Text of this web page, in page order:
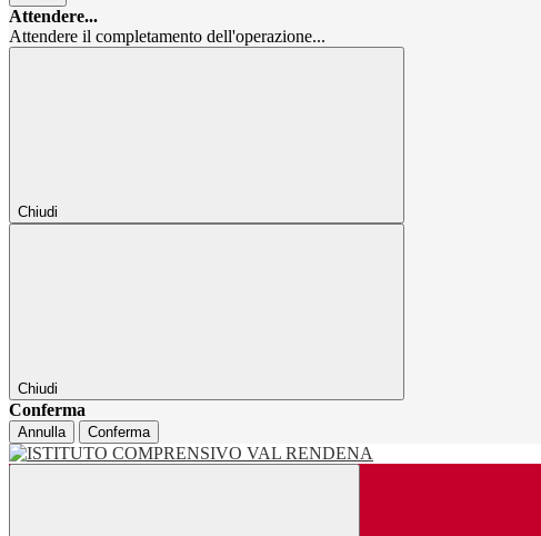
Attendere...
Attendere il completamento dell'operazione...
Chiudi
Chiudi
Conferma
Annulla Conferma